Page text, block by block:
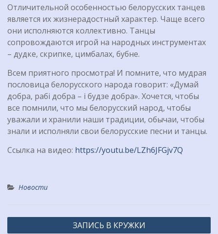
Отличительной особенностью белорусских танцев
является их жизнерадостный характер. Чаще всего
они исполняются коллективно. Танцы
сопровождаются игрой на народных инструментах
– дудке, скрипке, цимбалах, бубне.
Всем приятного просмотра! И помните, что мудрая
пословица белорусского народа говорит: «Думай
добра, рабі добра – і будзе добра». Хочется, чтобы
все помнили, что мы белорусский народ, чтобы
уважали и хранили наши традиции, обычаи, чтобы
знали и исполняли свои белорусские песни и танцы.
Ссылка на видео: https://youtu.be/LZh6JFGjv7Q
Новости
Навигация
ЗАПИСЬ В КРУЖКИ